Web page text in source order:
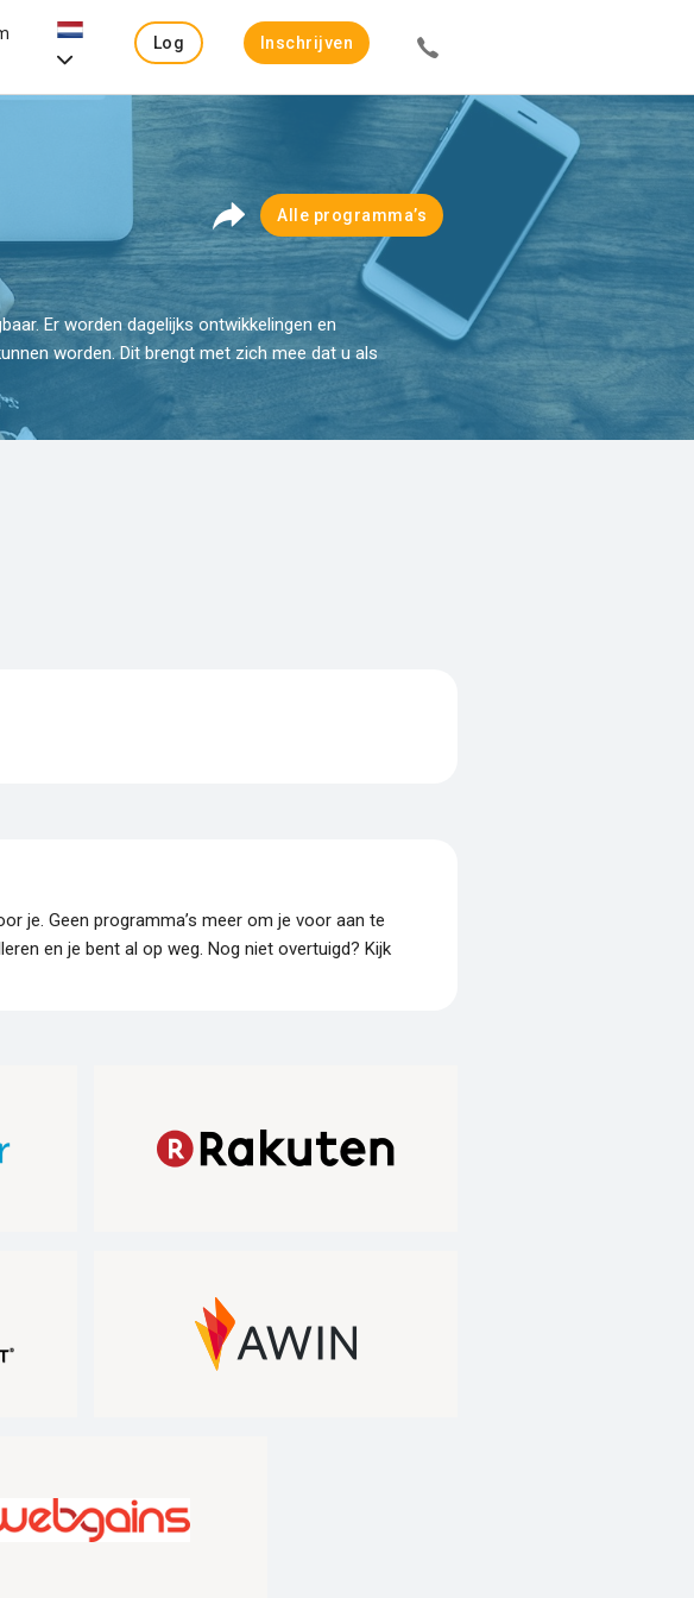
Log
Inschrijven
Alle programma’s
Er worden dagelijks ontwikkelingen en
worden. Dit brengt met zich mee dat u als
je. Geen programma’s meer om je voor aan te
en je bent al op weg. Nog niet overtuigd? Kijk